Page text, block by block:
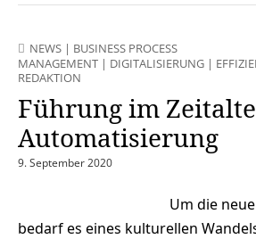
NEWS | BUSINESS PROCESS
MANAGEMENT | DIGITALISIERUNG |
REDAKTION
Führung im
Automatisierung
9. September 2020
Um die
bedarf es eines kulturellen